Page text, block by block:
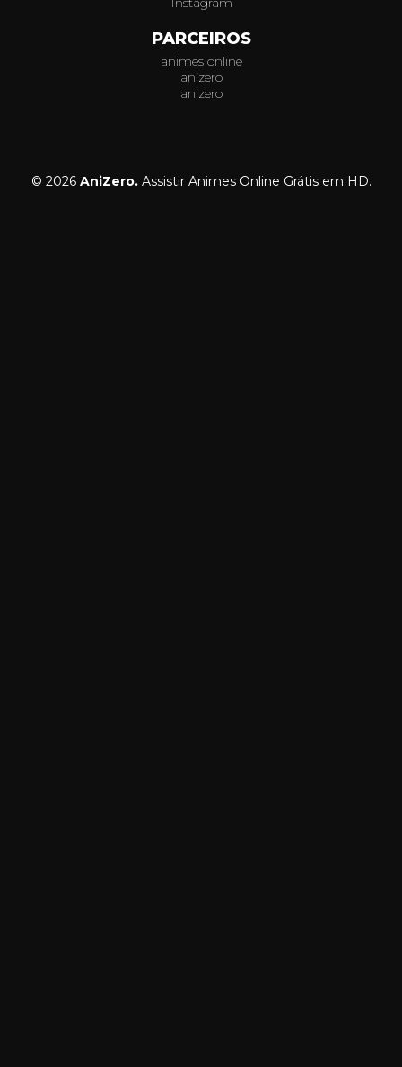
PARCEIROS
animes online
anizero
anizero
© 2026 AniZero.Assistir Animes Online Grátis em HD.